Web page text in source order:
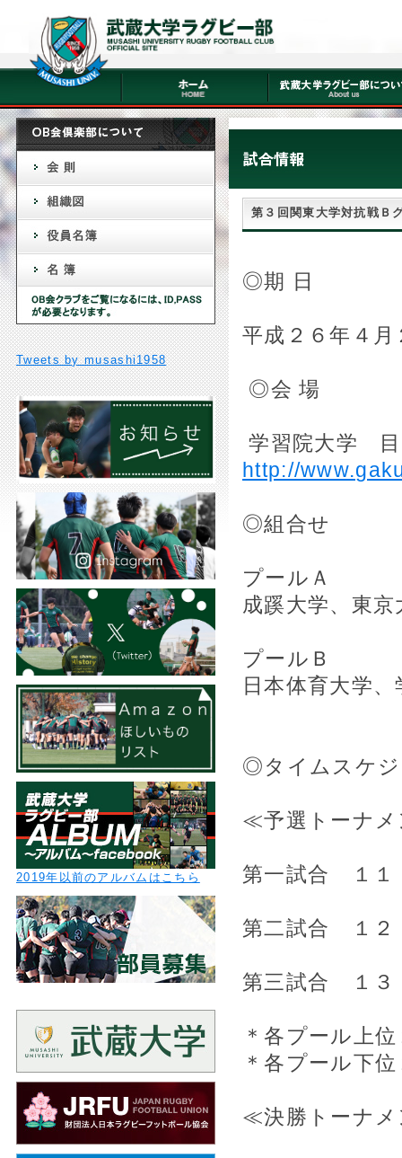
第３回関東大学対抗戦Ｂ
◎期 日
平成２６年４
◎会 場
学習院大学
http://
◎組合せ
プールＡ
成蹊大学、東
プールＢ
日本体育大学
◎タイムスケ
≪予選トーナ
第一試合 １１
第二試合 １２
第三試合 １３
＊各プール上
＊各プール下
≪決勝トーナ
Tweets by musashi1958
2019年以前のアルバムはこちら